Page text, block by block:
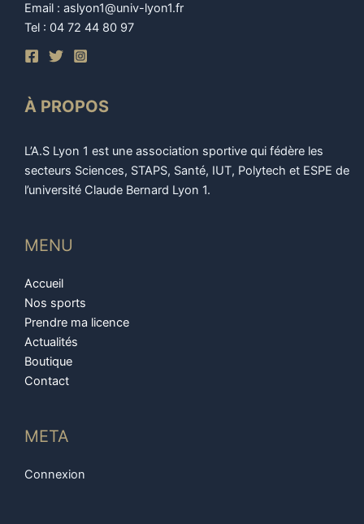
Email : aslyon1@univ-lyon1.fr
Tel : 04 72 44 80 97
À PROPOS
L’A.S Lyon 1 est une association sportive qui fédère les
secteurs Sciences, STAPS, Santé, IUT, Polytech et ESPE de
l’université Claude Bernard Lyon 1.
MENU
Accueil
Nos sports
Prendre ma licence
Actualités
Boutique
Contact
META
Connexion